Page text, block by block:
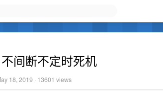
间断不定时死机
18, 2019 · 13601 views